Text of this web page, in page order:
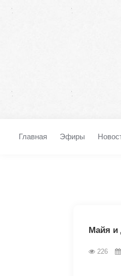
Главная Эфиры
Майя и
226